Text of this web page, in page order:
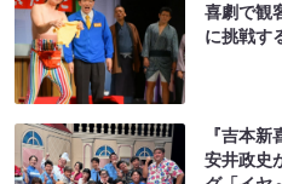
喜劇で観
に挑戦す
『吉本
安井政史